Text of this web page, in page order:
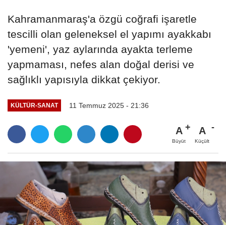
Kahramanmaraş'a özgü coğrafi işaretle
tescilli olan geleneksel el yapımı ayakkabı
'yemeni', yaz aylarında ayakta terleme
yapmaması, nefes alan doğal derisi ve
sağlıklı yapısıyla dikkat çekiyor.
KÜLTÜR-SANAT 11 Temmuz 2025 - 21:36
A
Büyüt
A
Küçült